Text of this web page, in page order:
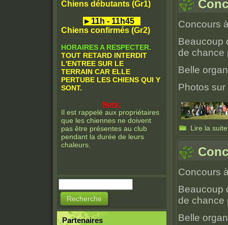
Chiens débutants (Gr1)
► 11h - 11h45
Chiens confirmés (Gr2)
HORAIRES A RESPECTER.
TOUT RETARD INTERDIT
L'ENTREE SUR LE
TERRAIN CAR ELLE
PERTUBE LES CHIENS QUI Y
SONT.
Note:
Il est rappelé aux propriétaires
que les chiennes ne doivent
pas être présentes au club
pendant la durée de leurs
chaleurs.
Formulaire de
recherche
Partenaires
Concours
Beaucoup
de chance
Belle
Photos
Lire la suite
Concours
Beaucoup
de chance
Belle